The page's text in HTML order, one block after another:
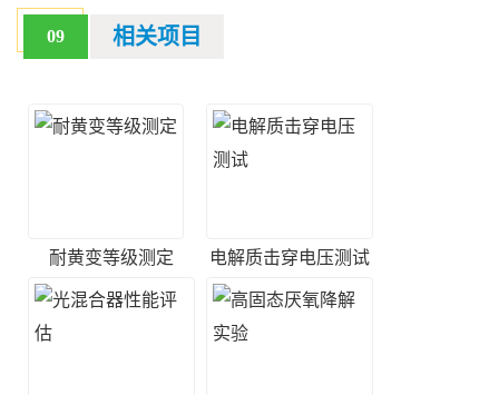
09 相关项目
耐黄变等级测定 电解质击穿电压测试